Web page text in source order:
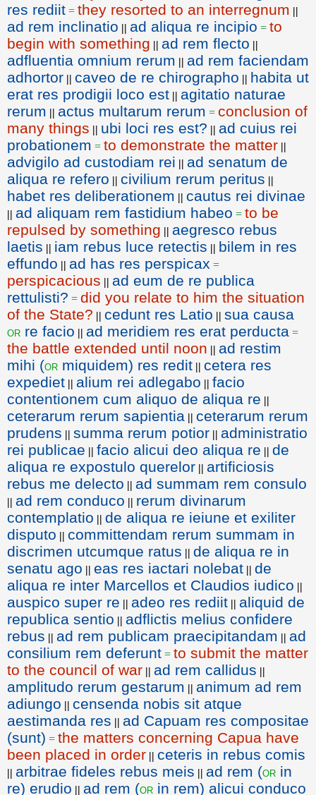
res rediit = they resorted to an interregnum ||
ad rem inclinatio || ad aliqua re incipio = to
begin with something || ad rem flecto ||
adfluentia omnium rerum || ad rem faciendam
adhortor || caveo de re chirographo || habita ut
erat res prodigii loco est || agitatio naturae
rerum || actus multarum rerum = conclusion of
many things || ubi loci res est? || ad cuius rei
probationem = to demonstrate the matter ||
advigilo ad custodiam rei || ad senatum de
aliqua re refero || civilium rerum peritus ||
habet res deliberationem || cautus rei divinae
|| ad aliquam rem fastidium habeo = to be
repulsed by something || aegresco rebus
laetis || iam rebus luce retectis || bilem in res
effundo || ad has res perspicax =
perspicacious || ad eum de re publica
rettulisti? = did you relate to him the situation
of the State? || cedunt res Latio || sua causa
or re facio || ad meridiem res erat perducta =
the battle extended until noon || ad restim
mihi (or miquidem) res redit || cetera res
expediet || alium rei adlegabo || facio
contentionem cum aliquo de aliqua re ||
ceterarum rerum sapientia || ceterarum rerum
prudens || summa rerum potior || administratio
rei publicae || facio alicui deo aliqua re || de
aliqua re expostulo querelor || artificiosis
rebus me delecto || ad summam rem consulo
|| ad rem conduco || rerum divinarum
contemplatio || de aliqua re ieiune et exiliter
disputo || committendam rerum summam in
discrimen utcumque ratus || de aliqua re in
senatu ago || eas res iactari nolebat || de
aliqua re inter Marcellos et Claudios iudico ||
auspico super re || adeo res rediit || aliquid de
republica sentio || adflictis melius confidere
rebus || ad rem publicam praecipitandam || ad
consilium rem deferunt = to submit the matter
to the council of war || ad rem callidus ||
amplitudo rerum gestarum || animum ad rem
adiungo || censenda nobis sit atque
aestimanda res || ad Capuam res compositae
(sunt) = the matters concerning Capua have
been placed in order || ceteris in rebus comis
|| arbitrae fideles rebus meis || ad rem (or in
re) erudio || ad rem (or in rem) alicui conduco